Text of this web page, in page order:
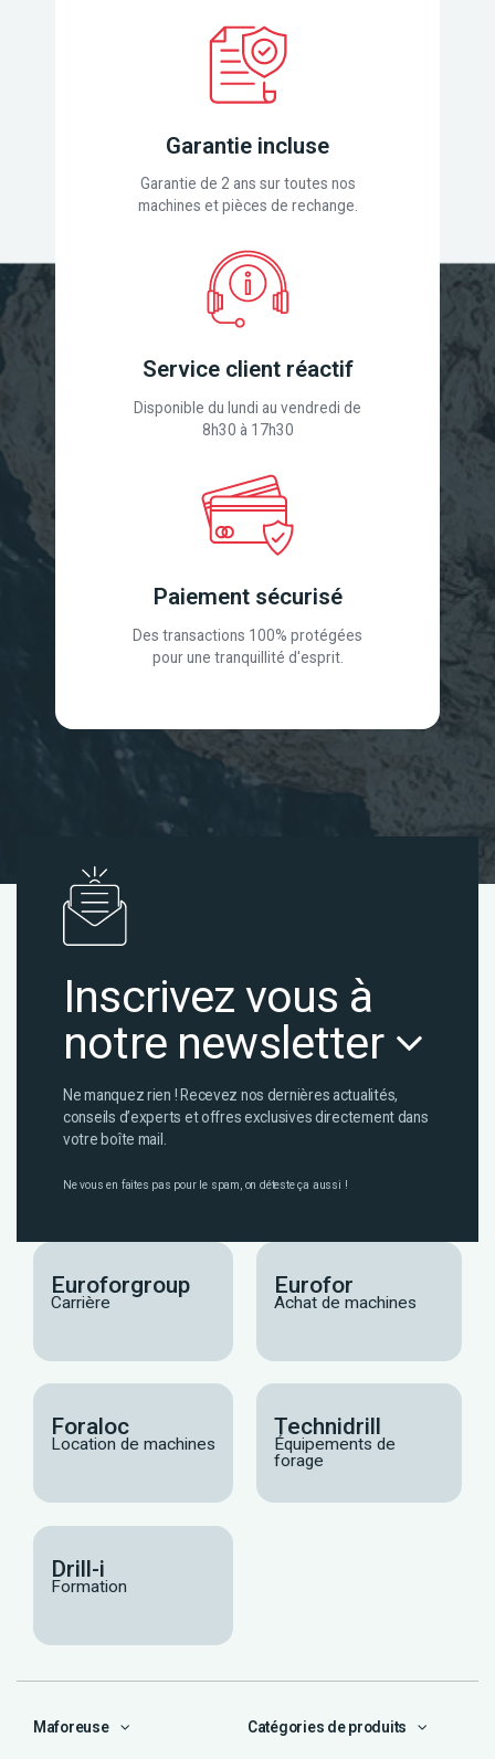
Garantie incluse
Garantie de 2 ans sur toutes nos
machines et pièces de rechange.
Service client réactif
Disponible du lundi au vendredi de
8h30 à 17h30
Paiement sécurisé
Des transactions 100% protégées
pour une tranquillité d'esprit.
Inscrivez vous à
notre newsletter
Ne manquez rien ! Recevez nos dernières actualités,
conseils d’experts et offres exclusives directement dans
votre boîte mail.
Ne vous en faites pas pour le spam, on déteste ça aussi !
Euroforgroup
Carrière
Eurofor
Achat de machines
Foraloc
Location de machines
Technidrill
Équipements de
forage
Drill-i
Formation
Maforeuse Catégories de produits